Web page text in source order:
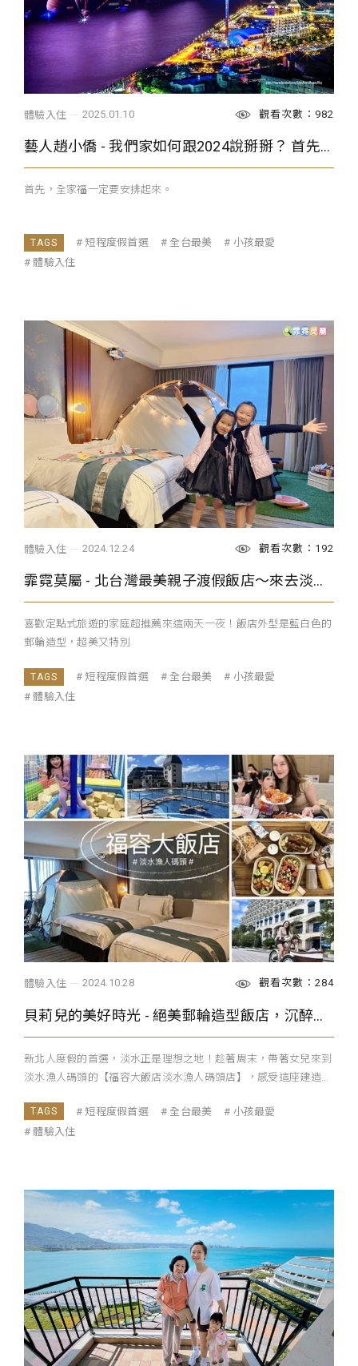
體驗入住 2025.01.10 觀看次數：982
藝人趙小僑 - 我們家如何跟2024說掰掰？ 首先，全家福一定要安排起來。
首先，全家福一定要安排起來。
短程度假首選 全台最美
小孩最愛
體驗入住
體驗入住 2024.12.24 觀看次數：192
霏霓莫屬 - 北台灣最美親子渡假飯店～來去淡水住一晚
喜歡定點式旅遊的家庭超推薦來這兩天一夜！飯店外型是藍白色的
郵輪造型，超美又特別
短程度假首選 全台最美
小孩最愛
體驗入住
體驗入住 2024.10.28 觀看次數：284
貝莉兒的美好時光 - 絕美郵輪造型飯店，沉醉迷人海景夕陽ｘ露營歡樂親子房
新北人度假的首選，淡水正是理想之地！趁著周末，帶著女兒來到
淡水漁人碼頭的【福容大飯店淡水漁人碼頭店】，感受這座建造...
短程度假首選 全台最美
小孩最愛
體驗入住